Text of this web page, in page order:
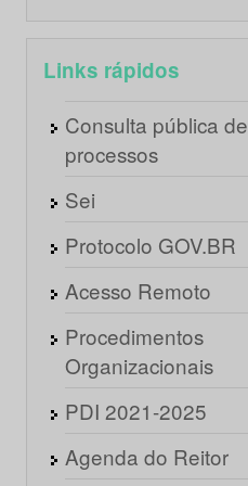
Links rápidos
Consulta pública de
processos
Sei
Protocolo GOV.BR
Acesso Remoto
Procedimentos
Organizacionais
PDI 2021-2025
Agenda do Reitor